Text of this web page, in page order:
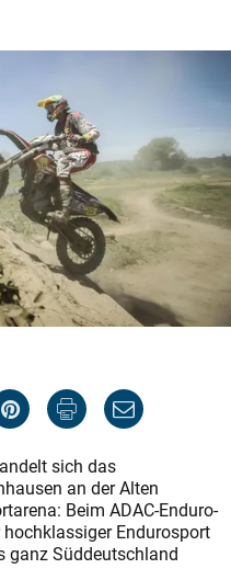
sich das
an der Alten
Beim ADAC-Enduro-
Endurosport
ganz Süddeutschland